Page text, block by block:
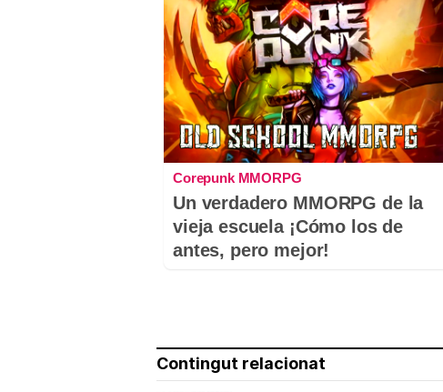
Corepunk MMORPG
Un verdadero MMORPG de la
vieja escuela ¡Cómo los de
antes, pero mejor!
Contingut relacionat